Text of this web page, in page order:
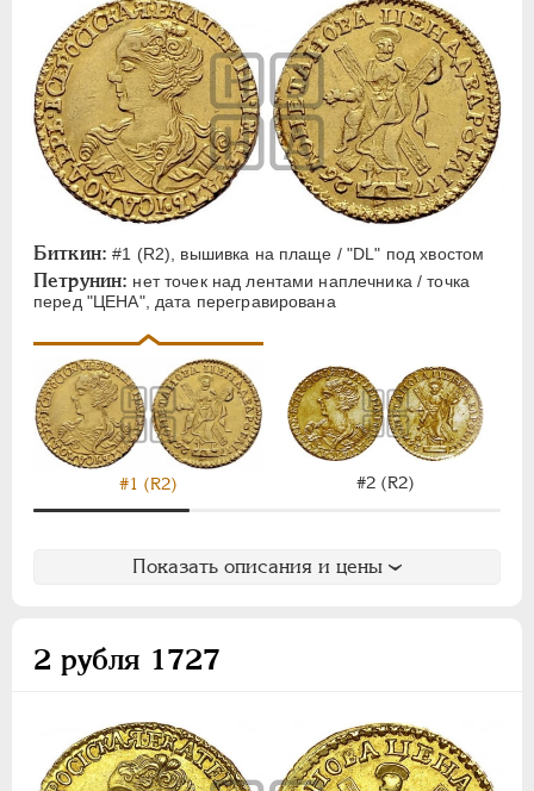
Биткин: #1 (R2), вышивка на плаще / "DL" под хвостом
Петрунин: нет точек над лентами наплечника / точка
перед "ЦЕНА", дата перегравирована
#1 (R2) #2 (R2)
Показать описания и цены
2 рубля 1727
ЕЛИЗАВЕТА 1741-1762
ПЕТР III 1762-1762
ЕКАТЕРИНА II 1762-1796
ПАВЕЛ I 1796-1801
АЛЕКСАНДР I 1801-1825
НИКОЛАЙ I 1826-1855
АЛЕКСАНДР III 1881-1894
НИКОЛАЙ II 1894-1917
ВРЕМЕННОЕ ПРАВ.
ИНОСТРАННЫЕ 1768-1918